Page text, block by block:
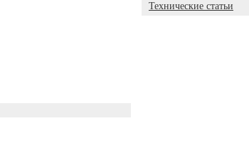
Технические статьи